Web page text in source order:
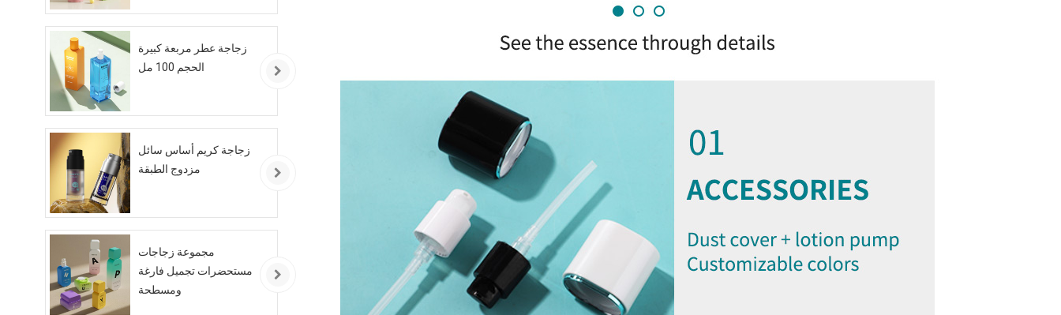
زجاجة عطر مربعة كبيرة
الحجم 100 مل
زجاجة كريم أساس سائل
مزدوج الطبقة
مجموعة زجاجات
مستحضرات تجميل فارغة
ومسطحة